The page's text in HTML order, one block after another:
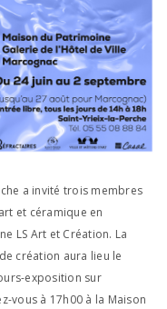
a invité trois membres
et céramique en
LS Art et Création. La
création aura lieu le
exposition sur
vous à 17h00 à la Maison